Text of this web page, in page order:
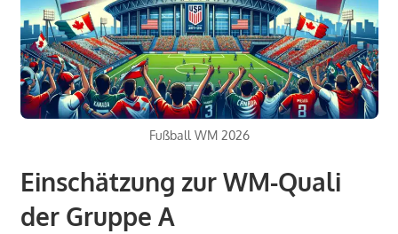
Fußball WM 2026
Einschätzung zur WM-Quali
der Gruppe A